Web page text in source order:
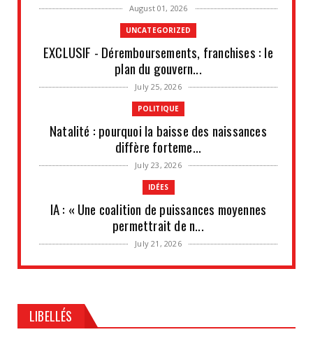
August 01, 2026
UNCATEGORIZED
EXCLUSIF - Déremboursements, franchises : le
plan du gouvern...
July 25, 2026
POLITIQUE
Natalité : pourquoi la baisse des naissances
diffère forteme...
July 23, 2026
IDÉES
IA : « Une coalition de puissances moyennes
permettrait de n...
July 21, 2026
UNCATEGORIZED
LIBELLÉS